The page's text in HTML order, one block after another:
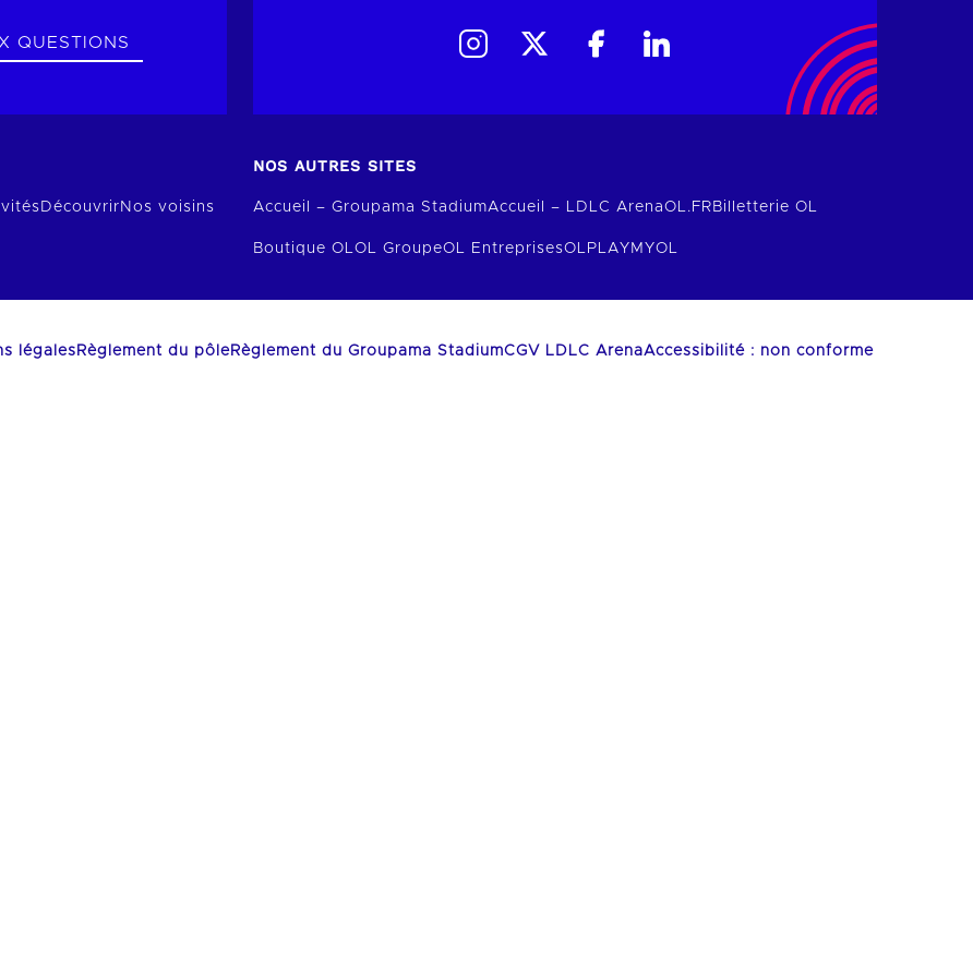
QUESTIONS
Découvrir Nos voisins
NOS AUTRES SITES
Accueil – Groupama StadiumAccueil – LDLC ArenaOL.FR Billetterie OL
Boutique OLOL GroupeOL EntreprisesOLPLAY MYOL
légales Règlement du pôleRèglement du Groupama StadiumCGV LDLC ArenaAccessibilité : non conforme